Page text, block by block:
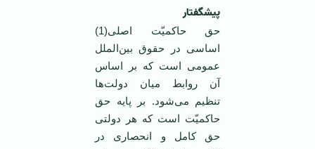
پیشگفتار
حق حاکمیّت اصلی(1)
اساسی در حقوق بین‌الملل
عمومی‌ است که بر اساس
آن روابط میان دولت‌ها
تنظیم می‌شود. بر پایه حق
حاکمیّت است که ‌هر دولتی
حق کامل و انحصاری در